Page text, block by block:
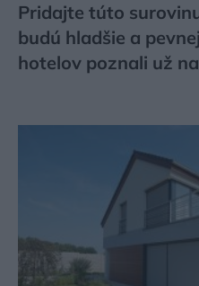
Pridajte túto
budú hladšie a
hotelov poznali už